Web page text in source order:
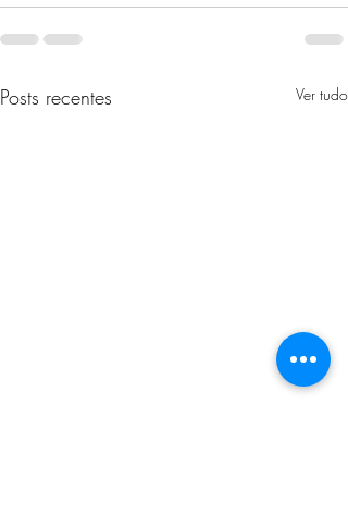
Posts recentes Ver tudo